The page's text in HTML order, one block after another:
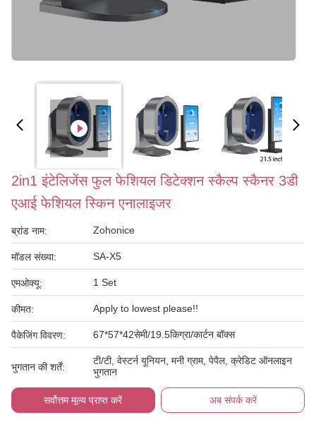
2in1 इंटेलिजेंस फुल फेशियल डिटेक्शन स्कैल्प स्कैनर 3डी
एआई फेशियल स्किन एनालाइजर
ब्रांड नाम: Zohonice
मॉडल संख्या: SA-X5
एमओक्यू: 1 Set
कीमत: Apply to lowest please!!
पैकेजिंग विवरण: 67*57*42सेमी/19.5किग्रा/कार्टन बॉक्स
भुगतान की शर्तें:
टी/टी, वेस्टर्न यूनियन, मनी ग्राम, पेपैल, क्रेडिट ऑनलाइन
भुगतान
सर्वोत्तम मूल्य प्राप्त करें अब संपर्क करें